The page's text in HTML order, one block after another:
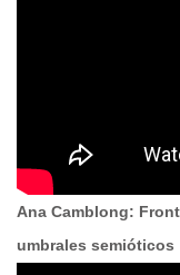
Ana Camblong:
umbrales semióticos